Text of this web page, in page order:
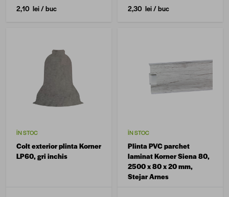
2,10 lei/ buc 2,30 lei/ buc
ÎN STOC
Colt exterior plinta Korner
LP60, gri inchis
ÎN STOC
Plinta PVC parchet
laminat Korner Siena 80,
2500 x 80 x 20 mm,
Stejar Arnes